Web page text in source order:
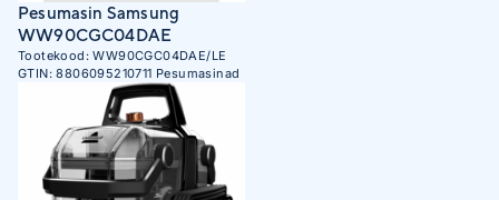
Pesumasin Samsung
WW90CGC04DAE
Tootekood:WW90CGC04DAE/LE
GTIN:8806095210711 Pesumasinad